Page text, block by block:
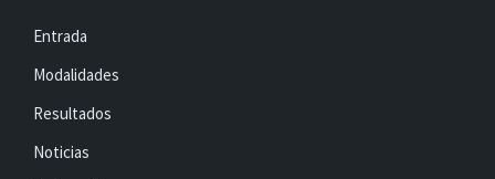
Entrada
Modalidades
Resultados
Noticias